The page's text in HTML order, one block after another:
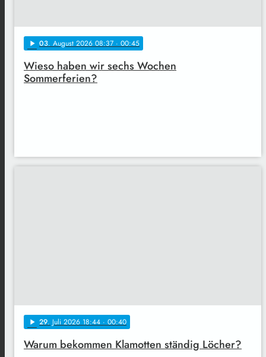
play_arrow 03. August 2026 08:37 · 00:45
Wieso haben wir sechs Wochen
Sommerferien?
play_arrow 29. Juli 2026 18:44 · 00:40
Warum bekommen Klamotten ständig Löcher?